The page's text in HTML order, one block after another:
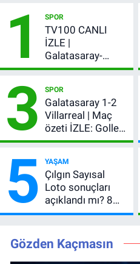
1 SPOR
TV100 CANLI
İZLE |
Galatasaray-
Villarreal maçı
şifresiz canlı yayın
3 SPOR
Galatasaray 1-2
Villarreal | Maç
özeti İZLE: Goller
peş peşe geldi,
kırmızı kart gördü!
5 YAŞAM
Çılgın Sayısal
Loto sonuçları
açıklandı mı? 8
Ağustos 2026
numaralar
Gözden Kaçmasın